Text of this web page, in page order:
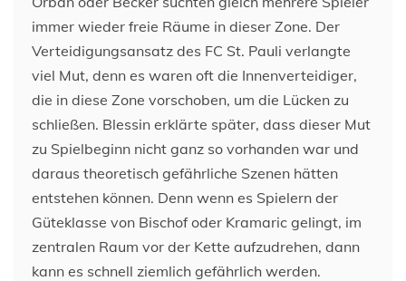
immer wieder freie Räume in dieser Zone. Der
Verteidigungsansatz des FC St. Pauli verlangte
viel Mut, denn es waren oft die Innenverteidiger,
die in diese Zone vorschoben, um die Lücken zu
schließen. Blessin erklärte später, dass dieser Mut
zu Spielbeginn nicht ganz so vorhanden war und
daraus theoretisch gefährliche Szenen hätten
entstehen können. Denn wenn es Spielern der
Güteklasse von Bischof oder Kramaric gelingt, im
zentralen Raum vor der Kette aufzudrehen, dann
kann es schnell ziemlich gefährlich werden.